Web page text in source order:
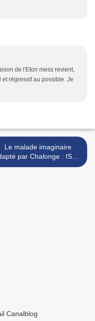
de l'Eton mess revient,
régressif au possible. Je
Le malade imaginaire
par Chalonge : ISSN
2607-0006 >
Canalblog